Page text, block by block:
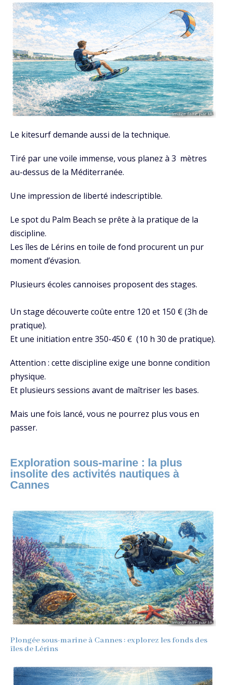
Le kitesurf demande aussi de la technique.
Tiré par une voile immense, vous planez à 3 mètres
au-dessus de la Méditerranée.
Une impression de liberté indescriptible.
Le spot du Palm Beach se prête à la pratique de la
discipline.
Les îles de Lérins en toile de fond procurent un pur
moment d’évasion.
Plusieurs écoles cannoises proposent des stages.
Un stage découverte coûte entre 120 et 150 € (3h de
pratique).
Et une initiation entre 350-450 € (10 h 30 de pratique).
Attention : cette discipline exige une bonne condition
physique.
Et plusieurs sessions avant de maîtriser les bases.
Mais une fois lancé, vous ne pourrez plus vous en
passer.
Exploration sous-marine : la plus
insolite des activités nautiques à
Cannes
Plongée sous-marine à Cannes : explorez les fonds des
îles de Lérins